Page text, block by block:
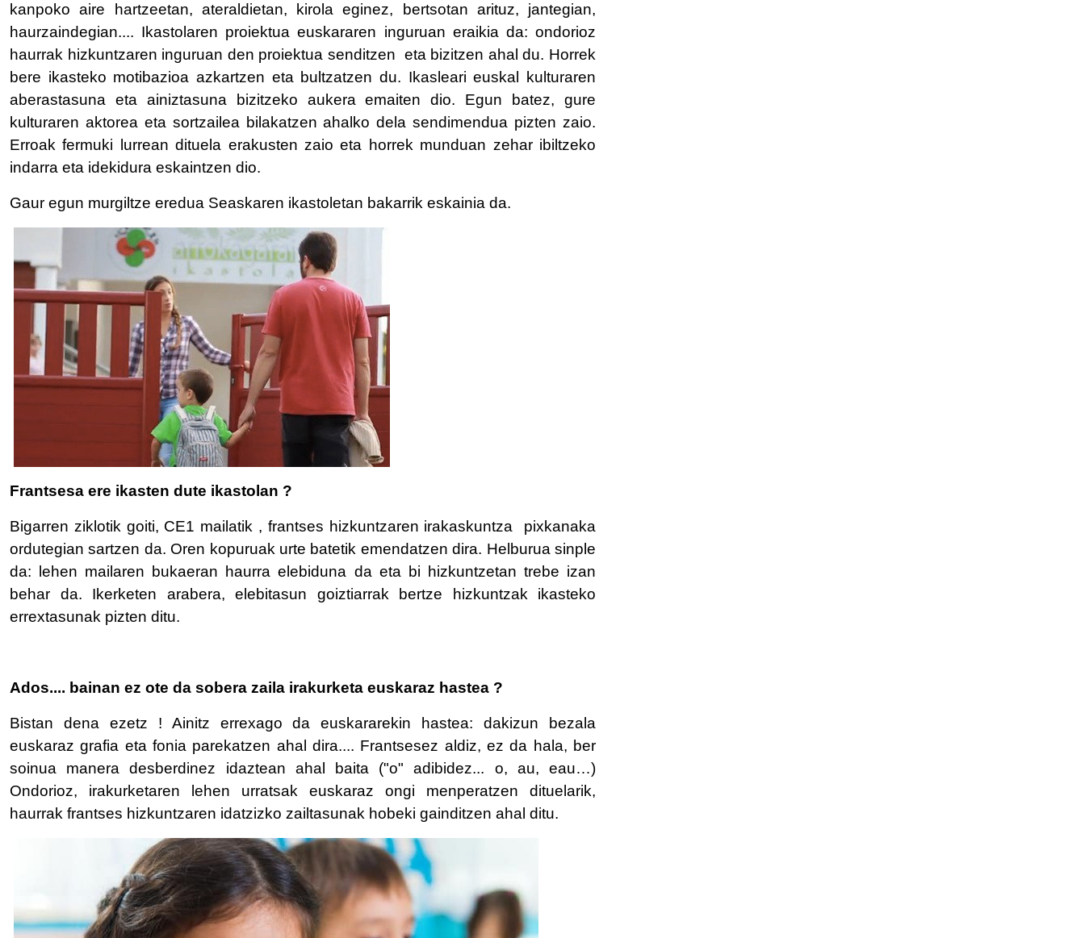
kanpoko aire hartzeetan, ateraldietan, kirola eginez, bertsotan arituz, jantegian,
haurzaindegian.... Ikastolaren proiektua euskararen inguruan eraikia da: ondorioz
haurrak hizkuntzaren inguruan den proiektua senditzen eta bizitzen ahal du. Horrek
bere ikasteko motibazioa azkartzen eta bultzatzen du. Ikasleari euskal kulturaren
aberastasuna eta ainiztasuna bizitzeko aukera emaiten dio. Egun batez, gure
kulturaren aktorea eta sortzailea bilakatzen ahalko dela sendimendua pizten zaio.
Erroak fermuki lurrean dituela erakusten zaio eta horrek munduan zehar ibiltzeko
indarra eta idekidura eskaintzen dio.
Gaur egun murgiltze eredua Seaskaren ikastoletan bakarrik eskainia da.
Frantsesa ere ikasten dute ikastolan ?
Bigarren ziklotik goiti, CE1 mailatik , frantses hizkuntzaren irakaskuntza pixkanaka
ordutegian sartzen da. Oren kopuruak urte batetik emendatzen dira. Helburua sinple
da: lehen mailaren bukaeran haurra elebiduna da eta bi hizkuntzetan trebe izan
behar da. Ikerketen arabera, elebitasun goiztiarrak bertze hizkuntzak ikasteko
errextasunak pizten ditu.
Ados.... bainan ez ote da sobera zaila irakurketa euskaraz hastea ?
Bistan dena ezetz ! Ainitz errexago da euskararekin hastea: dakizun bezala
euskaraz grafia eta fonia parekatzen ahal dira.... Frantsesez aldiz, ez da hala, ber
soinua manera desberdinez idaztean ahal baita ("o" adibidez... o, au, eau…)
Ondorioz, irakurketaren lehen urratsak euskaraz ongi menperatzen dituelarik,
haurrak frantses hizkuntzaren idatzizko zailtasunak hobeki gainditzen ahal ditu.